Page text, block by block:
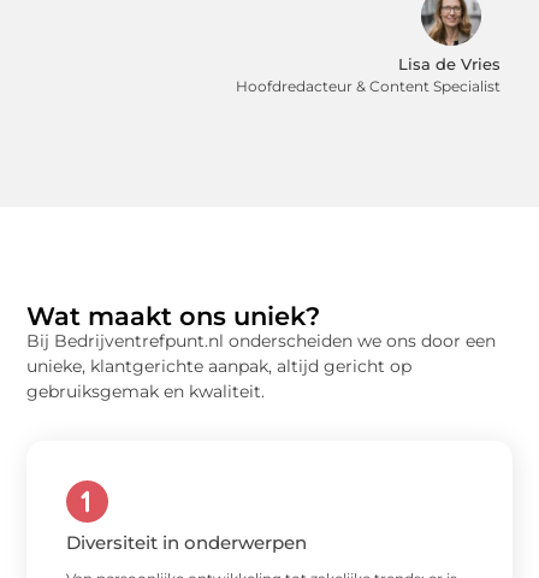
Lisa de Vries
Hoofdredacteur & Content Specialist
Wat maakt ons uniek?
Bij Bedrijventrefpunt.nl onderscheiden we ons door een
unieke, klantgerichte aanpak, altijd gericht op
gebruiksgemak en kwaliteit.
Diversiteit in onderwerpen